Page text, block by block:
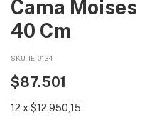
Cama
40 Cm
SKU: IE-0134
$87.501
12 x $12.950,15